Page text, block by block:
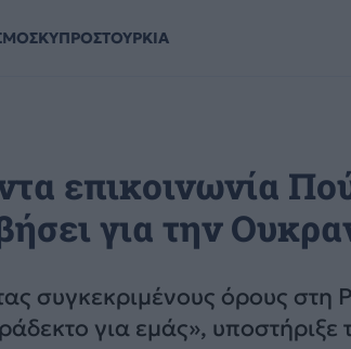
ΚΥΠΡΟΣΤΟΥΡΚΙΑ
επικοινωνία
για την
συγκεκριμένους όρους στη
για εμάς», υποστήριξε